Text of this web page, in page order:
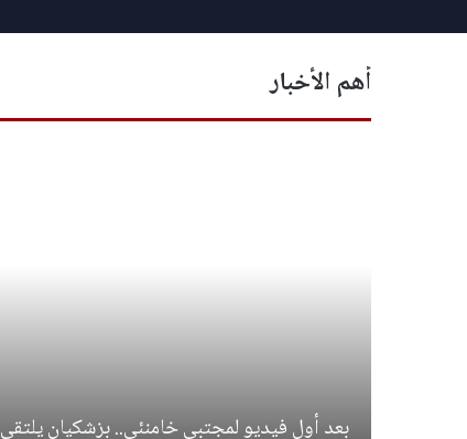
أهم الأخبار
بعد أول فيديو لمجتبى خامنئي.. بزشكيان يلتقي